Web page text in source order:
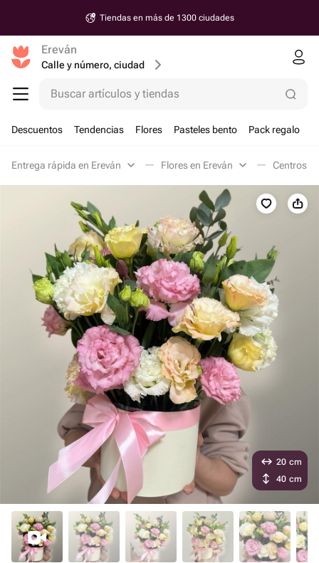
Tiendas en más de 1300 ciudades
Ereván
Calle y número, ciudad
Buscar artículos y tiendas
Descuentos Tendencias Flores Pasteles bento Pack regalo
Entrega rápida en Ereván Flores en Ereván Centros
20 cm
40 cm